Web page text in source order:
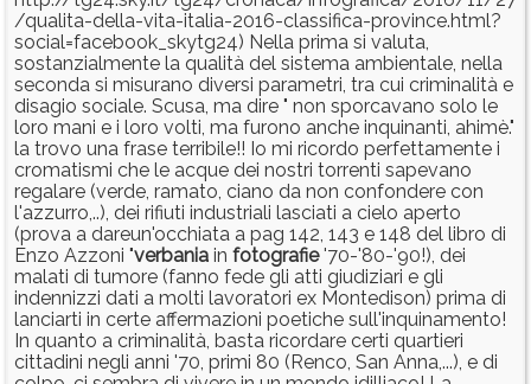
/qualita-della-vita-italia-2016-classifica-province.html?
social=facebook_skytg24) Nella prima si valuta,
sostanzialmente la qualità del sistema ambientale, nella
seconda si misurano diversi parametri, tra cui criminalità e
disagio sociale. Scusa, ma dire " non sporcavano solo le
loro mani e i loro volti, ma furono anche inquinanti, ahimè."
la trovo una frase terribile!! Io mi ricordo perfettamente i
cromatismi che le acque dei nostri torrenti sapevano
regalare (verde, ramato, ciano da non confondere con
l'azzurro,..), dei rifiuti industriali lasciati a cielo aperto
(prova a dareun'occhiata a pag 142, 143 e 148 del libro di
Enzo Azzoni "verbania in fotografie'70-'80-'90!), dei
malati di tumore (fanno fede gli atti giudiziari e gli
indennizzi dati a molti lavoratori ex Montedison) prima di
lanciarti in certe affermazioni poetiche sull'inquinamento!
In quanto a criminalità, basta ricordare certi quartieri
cittadini negli anni '70, primi 80 (Renco, San Anna,...), e di